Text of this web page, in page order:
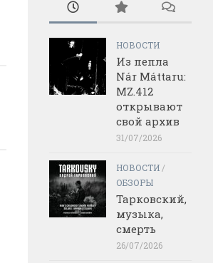
НОВОСТИ
Из пепла
Nár Máttaru:
MZ.412
открывают
свой архив
31/07/2026
НОВОСТИ /
ОБЗОРЫ
Тарковский,
музыка,
смерть
26/07/2026